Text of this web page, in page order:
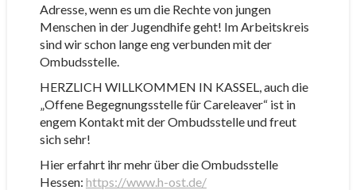
Adresse, wenn es um die Rechte von jungen
Menschen in der Jugendhife geht! Im Arbeitskreis
sind wir schon lange eng verbunden mit der
Ombudsstelle.
HERZLICH WILLKOMMEN IN KASSEL, auch die
„Offene Begegnungsstelle für Careleaver“ ist in
engem Kontakt mit der Ombudsstelle und freut
sich sehr!
Hier erfahrt ihr mehr über die Ombudsstelle
Hessen: https://www.h-ost.de/